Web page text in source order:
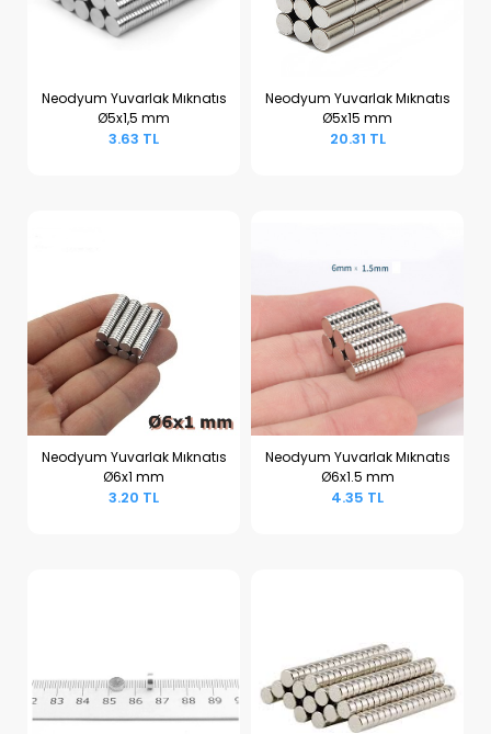
Sepete Ekle
Neodyum Yuvarlak Mıknatıs
Ø5x1,5 mm
3.63 TL
Sepete Ekle
Neodyum Yuvarlak Mıknatıs
Ø5x15 mm
20.31 TL
Sepete Ekle
Neodyum Yuvarlak Mıknatıs
Ø6x1 mm
3.20 TL
Sepete Ekle
Neodyum Yuvarlak Mıknatıs
Ø6x1.5 mm
4.35 TL